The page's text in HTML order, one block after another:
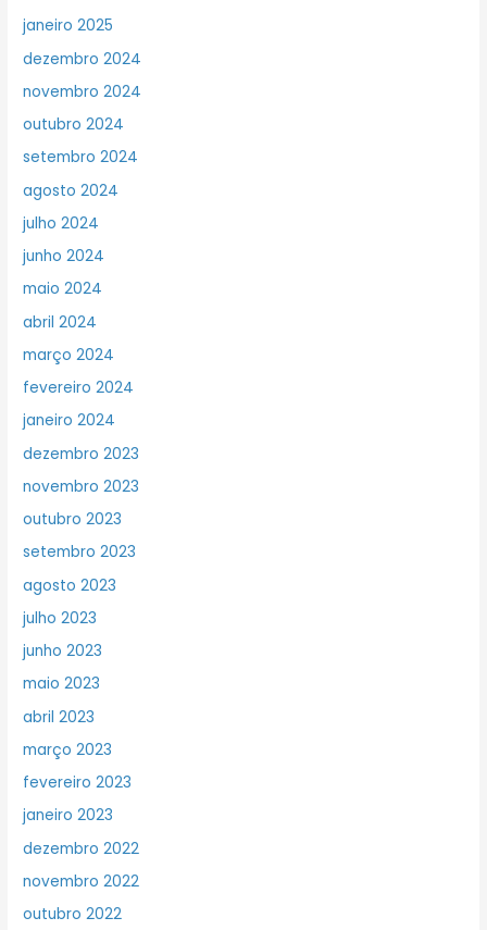
janeiro 2025
dezembro 2024
novembro 2024
outubro 2024
setembro 2024
agosto 2024
julho 2024
junho 2024
maio 2024
abril 2024
março 2024
fevereiro 2024
janeiro 2024
dezembro 2023
novembro 2023
outubro 2023
setembro 2023
agosto 2023
julho 2023
junho 2023
maio 2023
abril 2023
março 2023
fevereiro 2023
janeiro 2023
dezembro 2022
novembro 2022
outubro 2022